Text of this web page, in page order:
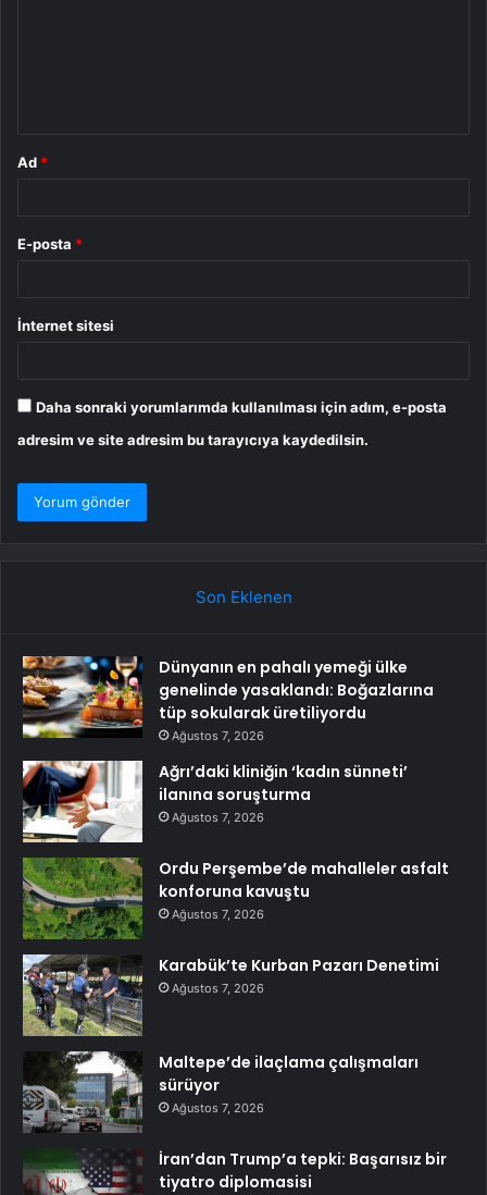
Ad *
E-posta *
İnternet sitesi
Daha sonraki yorumlarımda kullanılması için adım, e-posta
adresim ve site adresim bu tarayıcıya kaydedilsin.
Son Eklenen
Dünyanın en pahalı yemeği ülke
genelinde yasaklandı: Boğazlarına
tüp sokularak üretiliyordu
Ağustos 7, 2026
Ağrı’daki kliniğin ‘kadın sünneti’
ilanına soruşturma
Ağustos 7, 2026
Ordu Perşembe’de mahalleler asfalt
konforuna kavuştu
Ağustos 7, 2026
Karabük’te Kurban Pazarı Denetimi
Ağustos 7, 2026
Maltepe’de ilaçlama çalışmaları
sürüyor
Ağustos 7, 2026
İran’dan Trump’a tepki: Başarısız bir
tiyatro diplomasisi